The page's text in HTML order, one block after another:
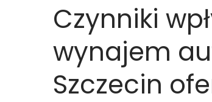
Czynniki
wynajem
Szczecin